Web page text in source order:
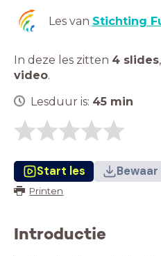
Les van Stichting
In deze les zitten 4 slides,
video.
Lesduur is: 45 min
Start les Bewaar
Printen
Introductie